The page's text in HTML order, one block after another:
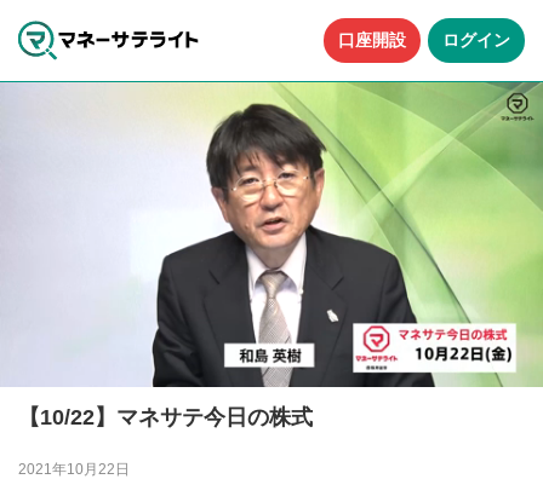
口座開設 ログイン
【10/22】マネサテ今日の株式
2021年10月22日